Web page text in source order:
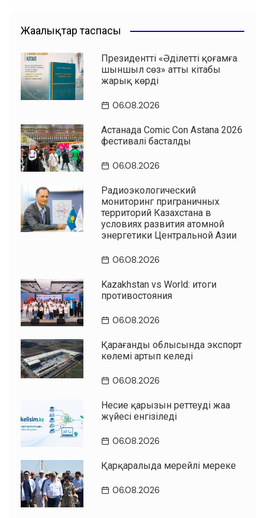
Жаңалықтар таспасы
Президенттің «Әділетті қоғамға
шыншыл сөз» атты кітабы
жарық көрді
06.08.2026
Астанада Comic Con Astana 2026
фестивалі басталды
06.08.2026
Радиоэкологический
мониторинг приграничных
территорий Казахстана в
условиях развития атомной
энергетики Центральной Азии
06.08.2026
Kazakhstan vs World: итоги
противостояния
06.08.2026
Қарағанды облысында экспорт
көлемі артып келеді
06.08.2026
Несие қарызын реттеудің жаңа
жүйесі енгізіледі
06.08.2026
Қарқаралыда мерейлі мереке
06.08.2026